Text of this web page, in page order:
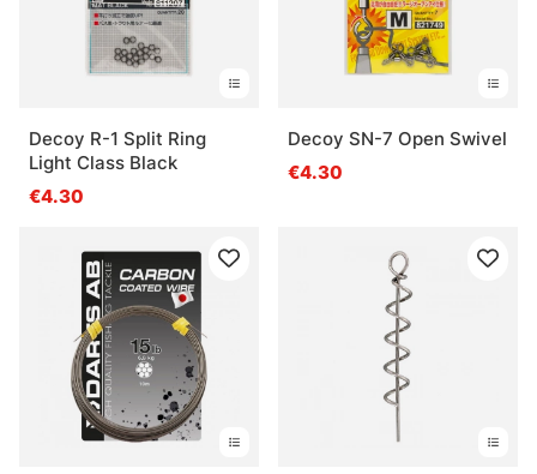
Decoy R-1 Split Ring
Light Class Black
€4.30
Decoy SN-7 Open Swivel
€4.30